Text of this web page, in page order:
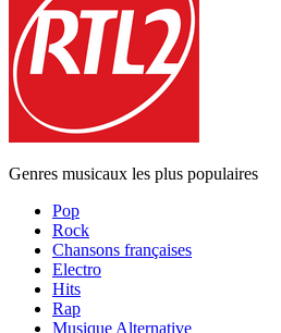
Genres musicaux les plus populaires
Pop
Rock
Chansons françaises
Electro
Hits
Rap
Musique Alternative